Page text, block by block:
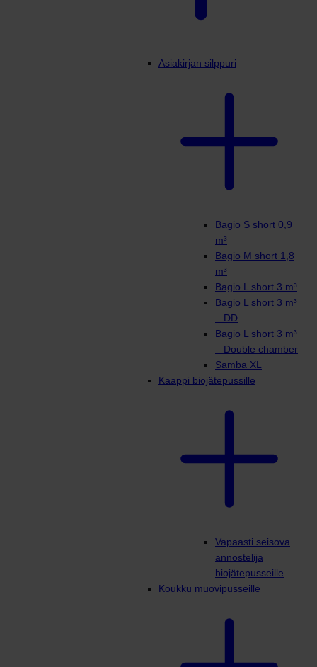
Asiakirjan silppuri
Bagio S short 0,9
m³
Bagio M short 1,8
m³
Bagio L short 3 m³
Bagio L short 3 m³
– DD
Bagio L short 3 m³
– Double chamber
Samba XL
Kaappi biojätepussille
Vapaasti seisova
annostelija
biojätepusseille
Koukku muovipusseille